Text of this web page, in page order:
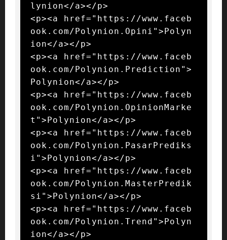
lynion</a></p>
<p><a href="https://www.faceb
ook.com/Polynion.Opini">Polyn
ion</a></p>
<p><a href="https://www.faceb
ook.com/Polynion.Prediction">
Polynion</a></p>
<p><a href="https://www.faceb
ook.com/Polynion.OpinionMarke
t">Polynion</a></p>
<p><a href="https://www.faceb
ook.com/Polynion.PasarPrediks
i">Polynion</a></p>
<p><a href="https://www.faceb
ook.com/Polynion.MasterPredik
si">Polynion</a></p>
<p><a href="https://www.faceb
ook.com/Polynion.Trend">Polyn
ion</a></p>